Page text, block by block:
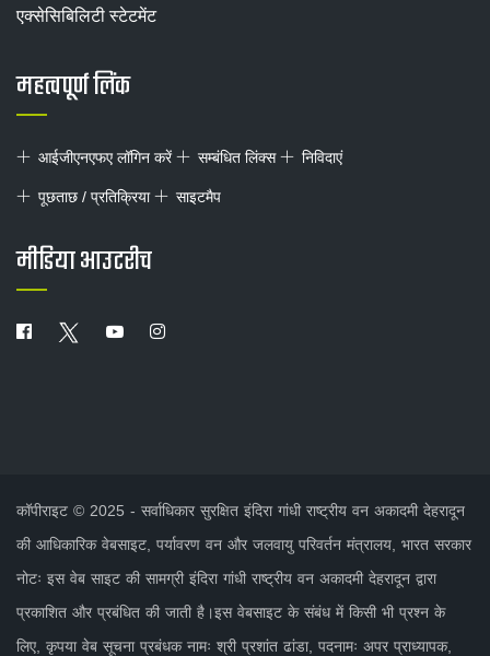
एक्सेसिबिलिटी स्टेटमेंट
महत्वपूर्ण लिंक
आईजीएनएफए लॉगिन करें सम्बंधित लिंक्स निविदाएं
पूछताछ / प्रतिक्रिया साइटमैप
मीडिया आउटरीच
कॉपीराइट © 2025 - सर्वाधिकार सुरक्षित इंदिरा गांधी राष्ट्रीय वन अकादमी देहरादून
की आधिकारिक वेबसाइट, पर्यावरण वन और जलवायु परिवर्तन मंत्रालय, भारत सरकार
नोटः इस वेब साइट की सामग्री इंदिरा गांधी राष्ट्रीय वन अकादमी देहरादून द्वारा
प्रकाशित और प्रबंधित की जाती है।इस वेबसाइट के संबंध में किसी भी प्रश्न के
लिए, कृपया वेब सूचना प्रबंधक नामः श्री प्रशांत ढांडा, पदनामः अपर प्राध्यापक,